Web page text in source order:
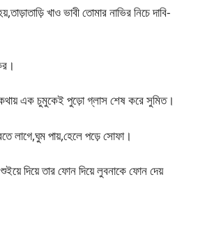
খাও ভাবী তোমার নাভির নিচে দাবি-
কথায় এক চুমুকেই পুড়ো গ্লাস শেষ করে সুমিত।
লাগে,ঘুম পায়,হেলে পড়ে সোফা।
দিয়ে তার ফোন দিয়ে লুবনাকে ফোন দেয়